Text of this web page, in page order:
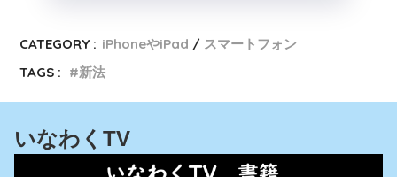
CATEGORY : iPhoneやiPad
スマートフォン
TAGS :
新法
いなわくTV